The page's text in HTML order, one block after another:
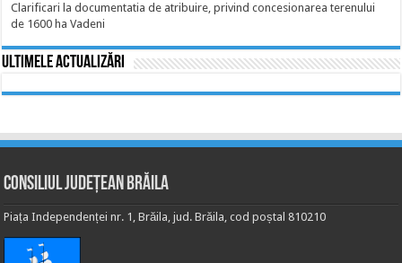
Clarificari la documentatia de atribuire, privind concesionarea terenului
de 1600 ha Vadeni
Ultimele actualizări
Consiliul Județean Brăila
Piața Independenței nr. 1, Brăila, jud. Brăila, cod poștal 810210